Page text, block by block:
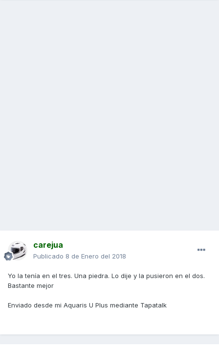
carejua
Publicado 8 de Enero del 2018
Yo la tenía en el tres. Una piedra. Lo dije y la pusieron en el dos.
Bastante mejor
Enviado desde mi Aquaris U Plus mediante Tapatalk